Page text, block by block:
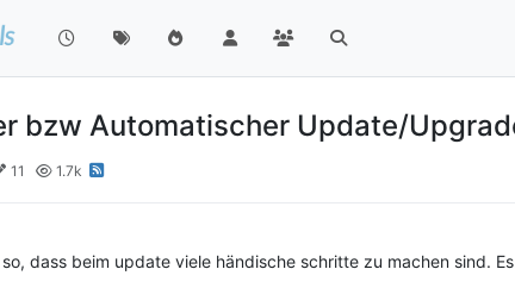
bzw Automatischer Update/
11 1.7k
dass beim update viele händische schritte zu machen sind.